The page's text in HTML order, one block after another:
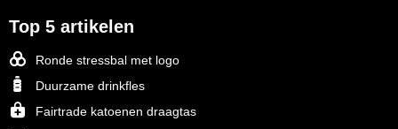
Top 5 artikelen
Ronde stressbal met logo
Duurzame drinkfles
Fairtrade katoenen draagtas